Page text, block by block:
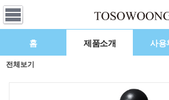
홈 제품소개 사용
전체보기